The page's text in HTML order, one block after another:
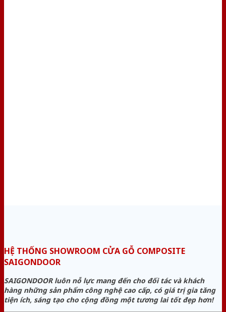
HỆ THỐNG SHOWROOM CỬA GỖ COMPOSITE
SAIGONDOOR
SAIGONDOOR luôn nỗ lực mang đến cho đối tác và khách
hàng những sản phẩm công nghệ cao cấp, có giá trị gia tăng
tiện ích, sáng tạo cho cộng đồng một tương lai tốt đẹp hơn!